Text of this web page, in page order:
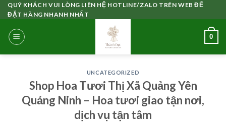
Skip
to
content
QUÝ KHÁCH VUI LÒNG LIÊN HỆ HOTLINE/ZALO TRÊN WEB ĐỂ
ĐẶT HÀNG NHANH NHẤT
0
UNCATEGORIZED
Shop Hoa Tươi Thị Xã Quảng Yên
Quảng Ninh – Hoa tươi giao tận nơi,
dịch vụ tận tâm